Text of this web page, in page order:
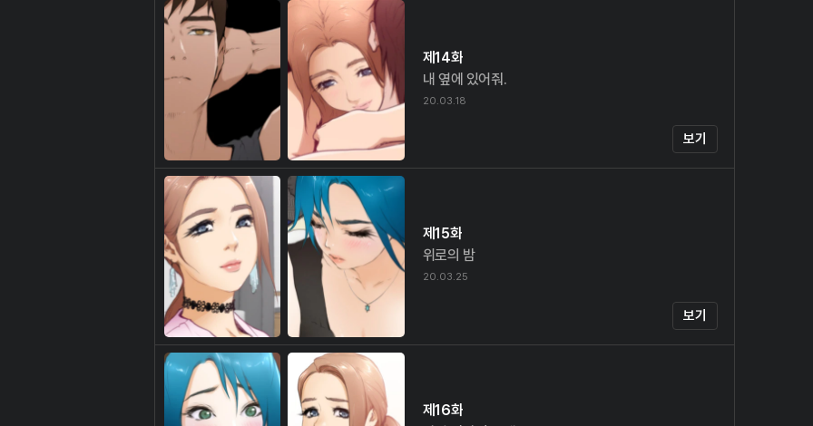
제14화
내 옆에 있어줘.
20.03.18
보기
제15화
위로의 밤
20.03.25
보기
제16화